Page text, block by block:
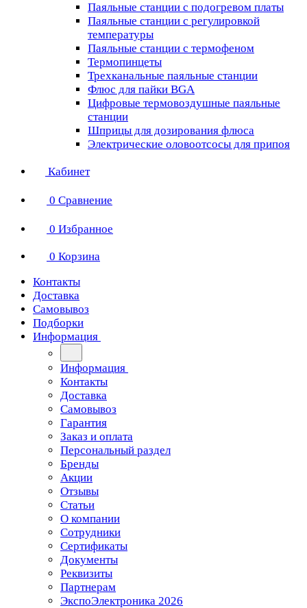
Паяльные станции с подогревом платы
Паяльные станции с регулировкой
температуры
Паяльные станции с термофеном
Термопинцеты
Трехканальные паяльные станции
Флюс для пайки BGA
Цифровые термовоздушные паяльные
станции
Шприцы для дозирования флюса
Электрические оловоотсосы для припоя
Кабинет
0 Сравнение
0 Избранное
0 Корзина
Контакты
Доставка
Самовывоз
Подборки
Информация
Информация
Контакты
Доставка
Самовывоз
Гарантия
Заказ и оплата
Персональный раздел
Бренды
Акции
Отзывы
Статьи
О компании
Сотрудники
Сертификаты
Документы
Реквизиты
Партнерам
ЭкспоЭлектроника 2026